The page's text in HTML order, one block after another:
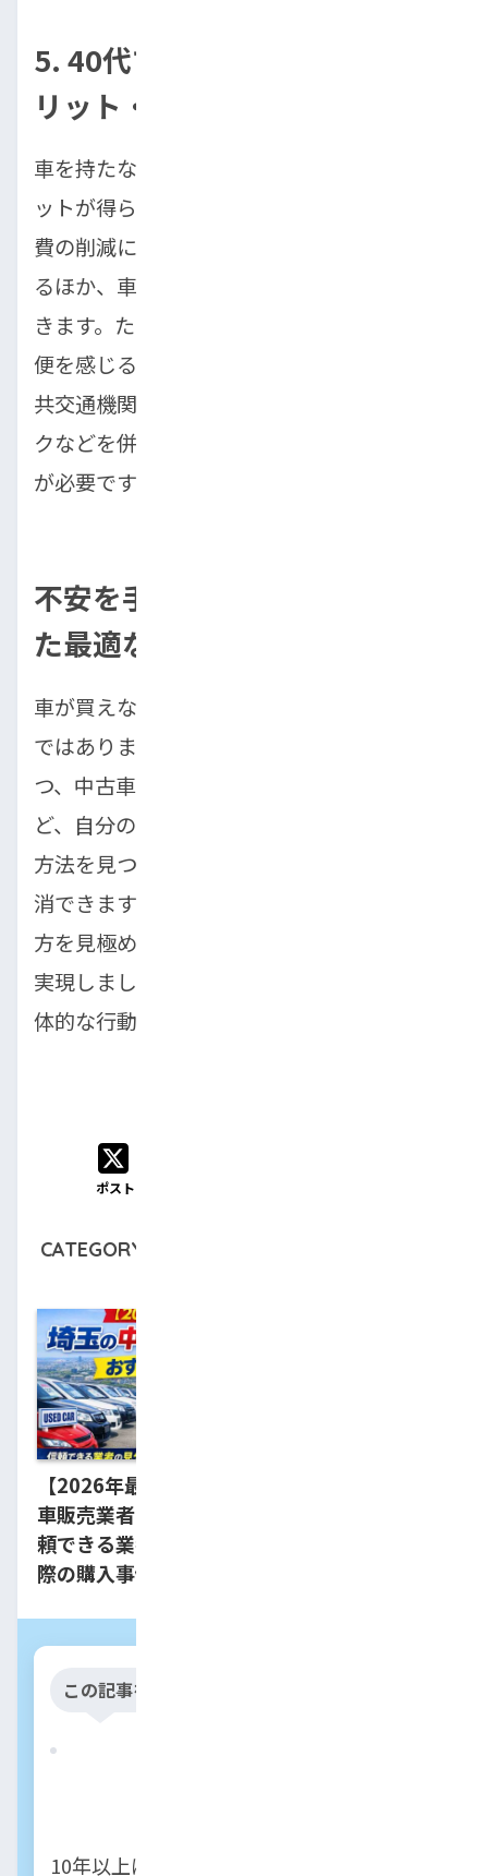
5. 40代で車なし生活を送るメ
リット・デメリット
車を持たないことで、経済的・時間的なメリ
ットが得られます。維持費や駐車場代、燃料
費の削減により経済的負担が大幅に軽減され
るほか、車の維持管理にかかる時間も節約で
きます。ただし、交通の便が悪い地域では不
便を感じる可能性があります。その場合は公
共交通機関の定期券活用や自転車・原付バイ
クなどを併用し、生活の利便性を高める工夫
が必要です。
不安を手放して、あなたに合っ
た最適なカーライフを！
車が買えない不安は決してあなただけの問題
ではありません。40代の経済状況を踏まえつ
つ、中古車購入やカーリース、カーシェアな
ど、自分の生活スタイルや経済状況に最適な
方法を見つけることで、その不安は確実に解
消できます。焦らず、自分に最適な車の持ち
方を見極めて、安心かつ快適なカーライフを
実現しましょう。まずは小さな一歩から、具
体的な行動に移していきましょう。
ポスト
CATEGORY :
【2026年最新】埼玉の中古
車販売業者おすすめ6選！信
頼できる業者の見分け方と実
際の購入事例を紹介
この記事を書いた人
10年以上にわたり自動車ローンの専門家と